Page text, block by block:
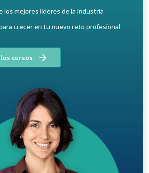
los mejores líderes de la industria
crecer en tu nuevo reto profesional
cursos